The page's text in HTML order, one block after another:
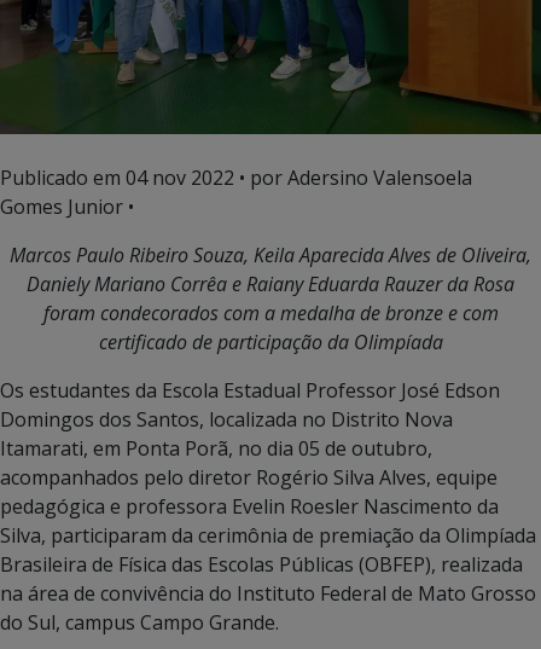
Publicado em 04 nov 2022 • por Adersino Valensoela
Gomes Junior •
Marcos Paulo Ribeiro Souza, Keila Aparecida Alves de Oliveira,
Daniely Mariano Corrêa e Raiany Eduarda Rauzer da Rosa
foram condecorados com a medalha de bronze e com
certificado de participação da Olimpíada
Os estudantes da Escola Estadual Professor José Edson
Domingos dos Santos, localizada no Distrito Nova
Itamarati, em Ponta Porã, no dia 05 de outubro,
acompanhados pelo diretor Rogério Silva Alves, equipe
pedagógica e professora Evelin Roesler Nascimento da
Silva, participaram da cerimônia de premiação da Olimpíada
Brasileira de Física das Escolas Públicas (OBFEP), realizada
na área de convivência do Instituto Federal de Mato Grosso
do Sul, campus Campo Grande.